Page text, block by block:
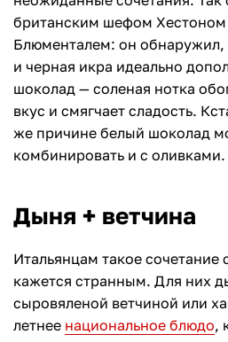
британским шефом Хестоном
Блюменталем: он обнаружил,
и черная икра идеально
шоколад — соленая нотка
вкус и смягчает сладость.
же причине белый шоколад
комбинировать и с оливками.
Дыня + ветчина
Итальянцам такое сочетание
кажется странным. Для них
сыровяленой ветчиной или
летнее национальное блюдо,